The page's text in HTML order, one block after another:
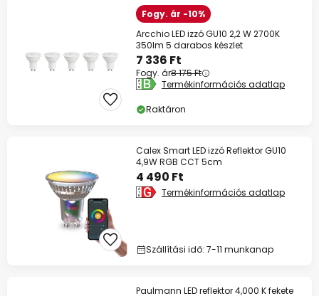
Fogy. ár -10%
Arcchio LED izzó GU10 2,2 W 2700K
350lm 5 darabos készlet
7 336 Ft
Fogy. ár8 175 Ft
Termékinformációs adatlap
Raktáron
Calex Smart LED izzó Reflektor GU10
4,9W RGB CCT 5cm
4 490 Ft
Termékinformációs adatlap
Szállítási idő: 7-11 munkanap
Paulmann LED reflektor 4,000 K fekete